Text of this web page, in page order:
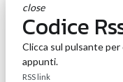
close
Codice
Clicca sul pulsante per
appunti.
RSS link